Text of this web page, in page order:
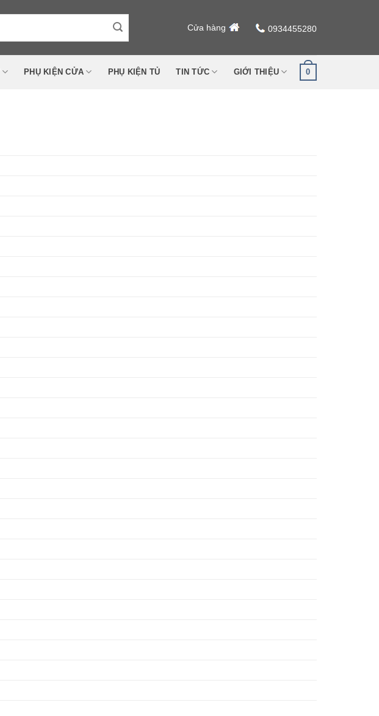
Cửa hàng 0934455280
PHỤ KIỆN CỬA PHỤ KIỆN TỦ TIN TỨC GIỚI THIỆU 0